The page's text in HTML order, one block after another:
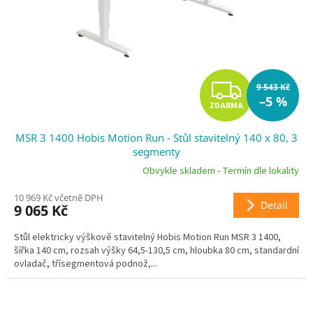
Z
D
A
R
M
A
ZDARMA
9 543 Kč
–5 %
MSR 3 1400 Hobis Motion Run - Stůl stavitelný 140 x 80, 3
segmenty
Obvykle skladem - Termín dle lokality
10 969 Kč včetně DPH
9 065 Kč Detail
Stůl elektricky výškově stavitelný Hobis Motion Run MSR 3 1400,
šířka 140 cm, rozsah výšky 64,5-130,5 cm, hloubka 80 cm, standardní
ovladač, třísegmentová podnož,...